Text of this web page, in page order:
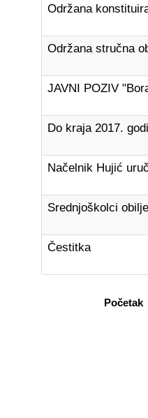
Održana
Održana stručna
JAVNI POZIV
Do kraja 2017.
Načelnik Hujić
Srednjoškolci
Čestitka
Početak